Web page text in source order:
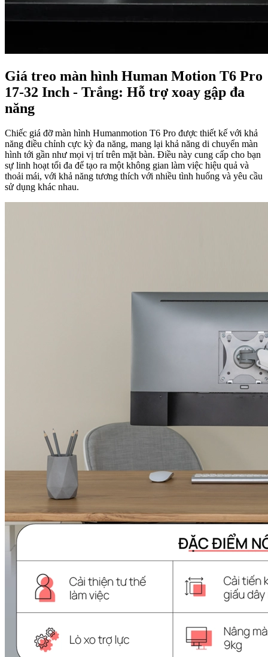
Giá treo màn hình Human Motion T6 Pro
17-32 Inch - Trắng: Hỗ trợ xoay gập đa
năng
Chiếc giá đỡ màn hình Humanmotion T6 Pro được thiết kế với khả
năng điều chỉnh cực kỳ đa năng, mang lại khả năng di chuyển màn
hình tới gần như mọi vị trí trên mặt bàn. Điều này cung cấp cho bạn
sự linh hoạt tối đa để tạo ra một không gian làm việc hiệu quả và
thoải mái, với khả năng tương thích với nhiều tình huống và yêu cầu
sử dụng khác nhau.